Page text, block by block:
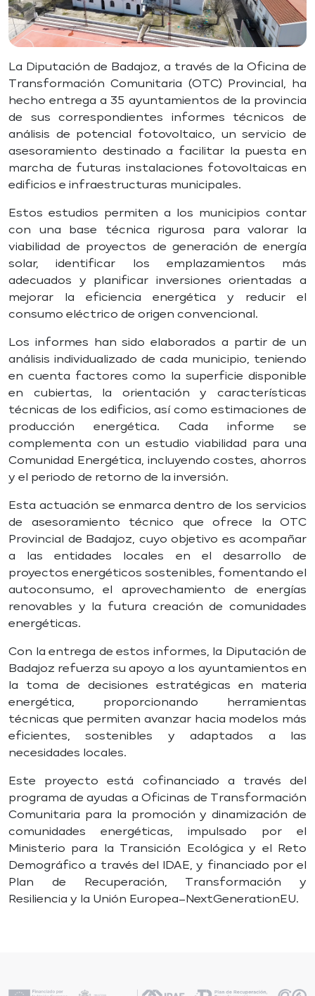
La Diputación de Badajoz, a través de la Oficina de
Transformación Comunitaria (OTC) Provincial, ha
hecho entrega a 35 ayuntamientos de la provincia
de sus correspondientes informes técnicos de
análisis de potencial fotovoltaico, un servicio de
asesoramiento destinado a facilitar la puesta en
marcha de futuras instalaciones fotovoltaicas en
edificios e infraestructuras municipales.
Estos estudios permiten a los municipios contar
con una base técnica rigurosa para valorar la
viabilidad de proyectos de generación de energía
solar, identificar los emplazamientos más
adecuados y planificar inversiones orientadas a
mejorar la eficiencia energética y reducir el
consumo eléctrico de origen convencional.
Los informes han sido elaborados a partir de un
análisis individualizado de cada municipio, teniendo
en cuenta factores como la superficie disponible
en cubiertas, la orientación y características
técnicas de los edificios, así como estimaciones de
producción energética. Cada informe se
complementa con un estudio viabilidad para una
Comunidad Energética, incluyendo costes, ahorros
y el periodo de retorno de la inversión.
Esta actuación se enmarca dentro de los servicios
de asesoramiento técnico que ofrece la OTC
Provincial de Badajoz, cuyo objetivo es acompañar
a las entidades locales en el desarrollo de
proyectos energéticos sostenibles, fomentando el
autoconsumo, el aprovechamiento de energías
renovables y la futura creación de comunidades
energéticas.
Con la entrega de estos informes, la Diputación de
Badajoz refuerza su apoyo a los ayuntamientos en
la toma de decisiones estratégicas en materia
energética, proporcionando herramientas
técnicas que permiten avanzar hacia modelos más
eficientes, sostenibles y adaptados a las
necesidades locales.
Este proyecto está cofinanciado a través del
programa de ayudas a Oficinas de Transformación
Comunitaria para la promoción y dinamización de
comunidades energéticas, impulsado por el
Ministerio para la Transición Ecológica y el Reto
Demográfico a través del IDAE, y financiado por el
Plan de Recuperación, Transformación y
Resiliencia y la Unión Europea–NextGenerationEU.